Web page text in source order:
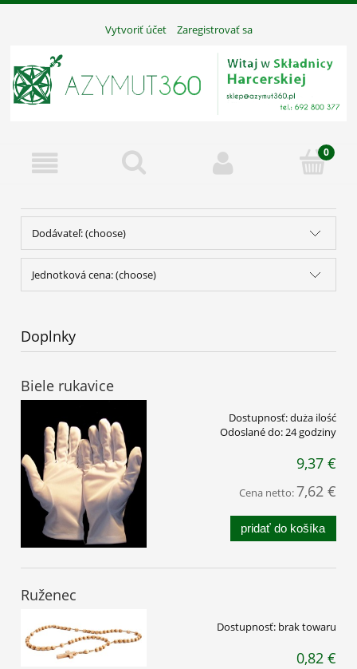
Vytvoriť účet Zaregistrovať sa
Dodávateľ: (choose)
Jednotková cena: (choose)
Doplnky
Biele rukavice
Dostupnosť:duża ilość
Odoslané do:24 godziny
9,37 €
Cena netto:7,62 €
pridať do košíka
Ruženec
Dostupnosť: brak towaru
0,82 €